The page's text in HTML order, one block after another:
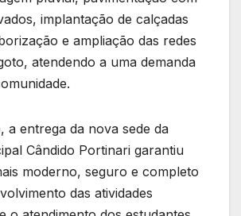
implantação de calçadas
e ampliação das redes
atendendo a uma demanda
a entrega da nova sede da
Cândido Portinari garantiu
moderno, seguro e completo
das atividades